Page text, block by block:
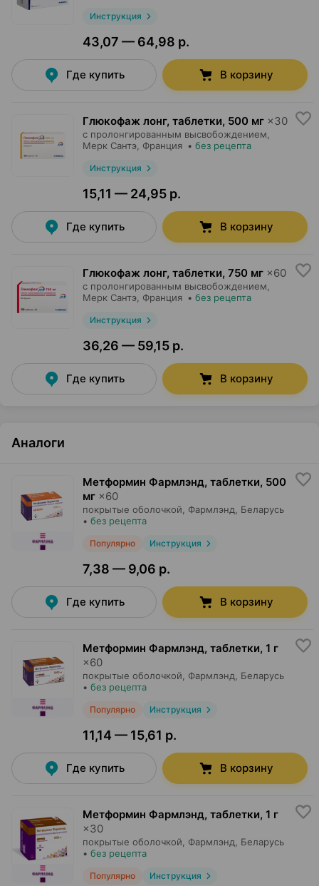
Инструкция
43,07 — 64,98 р.
Где купить В корзину
Глюкофаж лонг, таблетки, 500 мг ×30
с пролонгированным высвобождением,
Мерк Сантэ , Франция • без рецепта
Инструкция
15,11 — 24,95 р.
Где купить В корзину
Глюкофаж лонг, таблетки, 750 мг ×60
с пролонгированным высвобождением,
Мерк Сантэ , Франция • без рецепта
Инструкция
36,26 — 59,15 р.
Где купить В корзину
Аналоги
Метформин Фармлэнд, таблетки, 500
мг ×60
покрытые оболочкой, Фармлэнд , Беларусь
• без рецепта
Популярно Инструкция
7,38 — 9,06 р.
Где купить В корзину
Метформин Фармлэнд, таблетки, 1 г
×60
покрытые оболочкой, Фармлэнд , Беларусь
• без рецепта
Популярно Инструкция
11,14 — 15,61 р.
Где купить В корзину
Метформин Фармлэнд, таблетки, 1 г
×30
покрытые оболочкой, Фармлэнд , Беларусь
• без рецепта
Популярно Инструкция